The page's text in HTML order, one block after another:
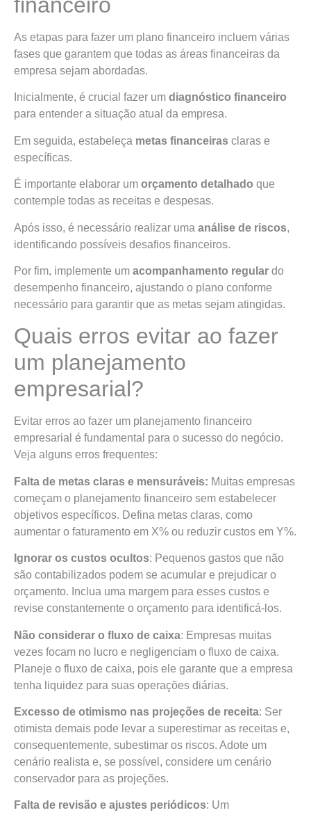
As etapas para fazer um plano financeiro incluem várias
fases que garantem que todas as áreas financeiras da
empresa sejam abordadas.
Inicialmente, é crucial fazer um diagnóstico financeiro
para entender a situação atual da empresa.
Em seguida, estabeleça metas financeiras claras e
específicas.
É importante elaborar um orçamento detalhado que
contemple todas as receitas e despesas.
Após isso, é necessário realizar uma análise de riscos,
identificando possíveis desafios financeiros.
Por fim, implemente um acompanhamento regular do
desempenho financeiro, ajustando o plano conforme
necessário para garantir que as metas sejam atingidas.
Quais erros evitar ao fazer
um planejamento
empresarial?
Evitar erros ao fazer um planejamento financeiro
empresarial é fundamental para o sucesso do negócio.
Veja alguns erros frequentes:
Falta de metas claras e mensuráveis: Muitas empresas
começam o planejamento financeiro sem estabelecer
objetivos específicos. Defina metas claras, como
aumentar o faturamento em X% ou reduzir custos em Y%.
Ignorar os custos ocultos: Pequenos gastos que não
são contabilizados podem se acumular e prejudicar o
orçamento. Inclua uma margem para esses custos e
revise constantemente o orçamento para identificá-los.
Não considerar o fluxo de caixa: Empresas muitas
vezes focam no lucro e negligenciam o fluxo de caixa.
Planeje o fluxo de caixa, pois ele garante que a empresa
tenha liquidez para suas operações diárias.
Excesso de otimismo nas projeções de receita: Ser
otimista demais pode levar a superestimar as receitas e,
consequentemente, subestimar os riscos. Adote um
cenário realista e, se possível, considere um cenário
conservador para as projeções.
Falta de revisão e ajustes periódicos: Um